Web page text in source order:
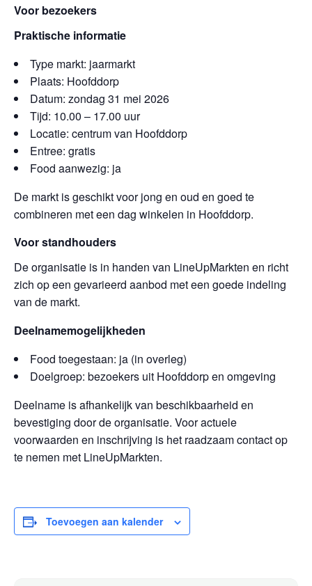
Voor bezoekers
Praktische informatie
Type markt: jaarmarkt
Plaats: Hoofddorp
Datum: zondag 31 mei 2026
Tijd: 10.00 – 17.00 uur
Locatie: centrum van Hoofddorp
Entree: gratis
Food aanwezig: ja
De markt is geschikt voor jong en oud en goed te
combineren met een dag winkelen in Hoofddorp.
Voor standhouders
De organisatie is in handen van LineUpMarkten en richt
zich op een gevarieerd aanbod met een goede indeling
van de markt.
Deelnamemogelijkheden
Food toegestaan: ja (in overleg)
Doelgroep: bezoekers uit Hoofddorp en omgeving
Deelname is afhankelijk van beschikbaarheid en
bevestiging door de organisatie. Voor actuele
voorwaarden en inschrijving is het raadzaam contact op
te nemen met LineUpMarkten.
Toevoegen aan kalender